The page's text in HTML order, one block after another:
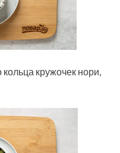
кружочек нори,